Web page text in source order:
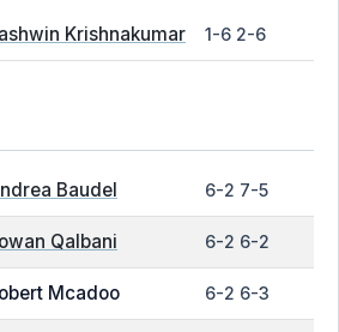
Krishnakumar 1-6 2-6
Baudel 6-2 7-5
Qalbani 6-2 6-2
Mcadoo 6-2 6-3